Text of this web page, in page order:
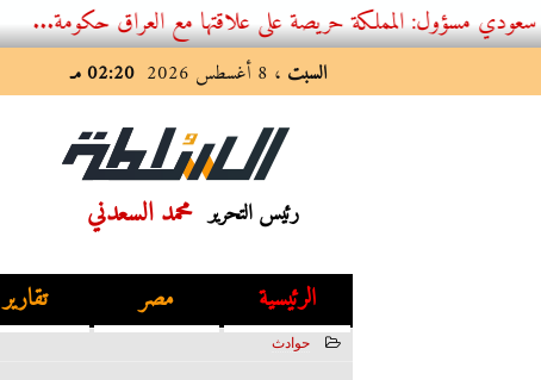
المملكة حريصة على علاقتها مع العراق حكومة...
السبت ، 8 أغسطس 2026 02:20 مـ
رئيس التحرير محمد السعدني
الرئيسية مصر تقارير
حوادث